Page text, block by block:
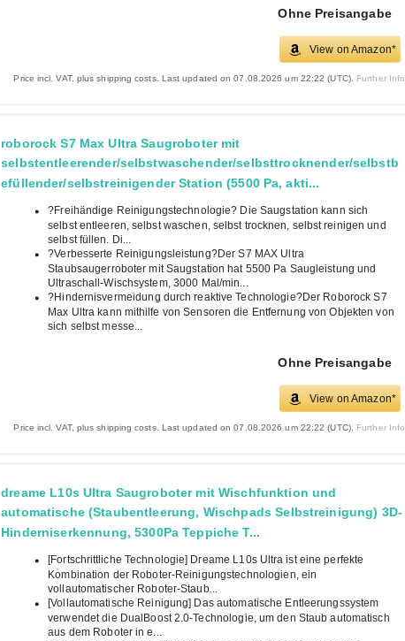
Ohne Preisangabe
View on Amazon*
Price incl. VAT, plus shipping costs. Last updated on 07.08.2026 um 22:22 (UTC). Further Info
roborock S7 Max Ultra Saugroboter mit
selbstentleerender/selbstwaschender/selbsttrocknender/selbstb
efüllender/selbstreinigender Station (5500 Pa, akti...
?Freihändige Reinigungstechnologie? Die Saugstation kann sich
selbst entleeren, selbst waschen, selbst trocknen, selbst reinigen und
selbst füllen. Di...
?Verbesserte Reinigungsleistung?Der S7 MAX Ultra
Staubsaugerroboter mit Saugstation hat 5500 Pa Saugleistung und
Ultraschall-Wischsystem, 3000 Mal/min...
?Hindernisvermeidung durch reaktive Technologie?Der Roborock S7
Max Ultra kann mithilfe von Sensoren die Entfernung von Objekten von
sich selbst messe...
Ohne Preisangabe
View on Amazon*
Price incl. VAT, plus shipping costs. Last updated on 07.08.2026 um 22:22 (UTC). Further Info
dreame L10s Ultra Saugroboter mit Wischfunktion und
automatische (Staubentleerung, Wischpads Selbstreinigung) 3D-
Hinderniserkennung, 5300Pa Teppiche T...
[Fortschrittliche Technologie] Dreame L10s Ultra ist eine perfekte
Kombination der Roboter-Reinigungstechnologien, ein
vollautomatischer Roboter-Staub...
[Vollautomatische Reinigung] Das automatische Entleerungssystem
verwendet die DualBoost 2.0-Technologie, um den Staub automatisch
aus dem Roboter in e...